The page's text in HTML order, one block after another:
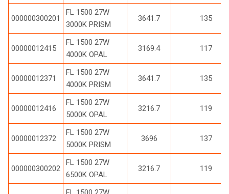
000000300201
FL 1500 27W
3000K PRISM
3641.7 135
00000012415
FL 1500 27W
4000K OPAL
3169.4 117
00000012371
FL 1500 27W
4000K PRISM
3641.7 135
00000012416
FL 1500 27W
5000K OPAL
3216.7 119
00000012372
FL 1500 27W
5000K PRISM
3696 137
000000300202
FL 1500 27W
6500K OPAL
3216.7 119